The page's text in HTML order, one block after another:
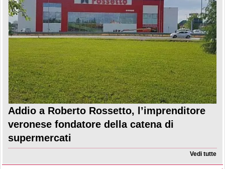
Addio a Roberto Rossetto, l’imprenditore
veronese fondatore della catena di
supermercati
Vedi tutte